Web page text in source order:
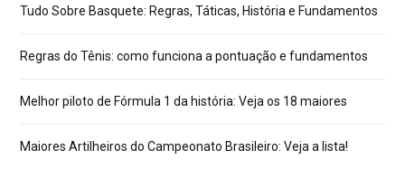
Tudo Sobre Basquete: Regras, Táticas, História e Fundamentos
Regras do Tênis: como funciona a pontuação e fundamentos
Melhor piloto de Fórmula 1 da história: Veja os 18 maiores
Maiores Artilheiros do Campeonato Brasileiro: Veja a lista!